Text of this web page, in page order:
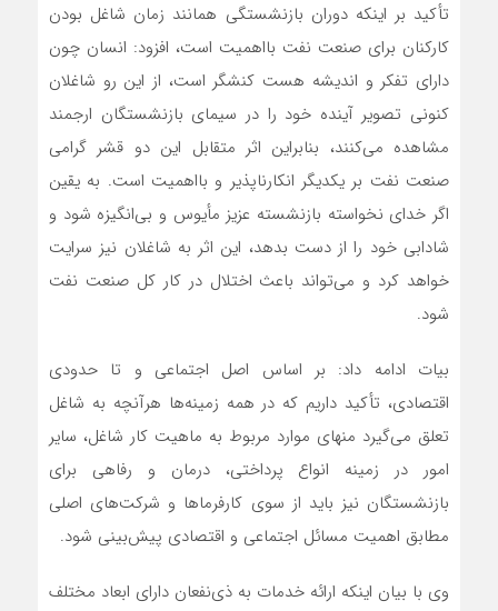
تأکید بر اینکه دوران بازنشستگی همانند زمان شاغل بودن
کارکنان برای صنعت نفت بااهمیت است، افزود: انسان چون
دارای تفکر و اندیشه هست کنشگر است، از این‌ رو شاغلان
کنونی تصویر آینده خود را در سیمای بازنشستگان ارجمند
مشاهده می‌کنند، بنابراین اثر متقابل این دو قشر گرامی
صنعت نفت بر یکدیگر انکارناپذیر و بااهمیت است. به یقین
اگر خدای نخواسته بازنشسته عزیز مأیوس و بی‌انگیزه شود و
شادابی خود را از دست بدهد، این اثر به شاغلان نیز سرایت
خواهد کرد و می‌تواند باعث اختلال در کار کل صنعت نفت
شود.
بیات ادامه داد: بر اساس اصل اجتماعی و تا حدودی
اقتصادی، تأکید داریم که در همه زمینه‌ها هرآنچه به شاغل
تعلق می‌گیرد منهای موارد مربوط به ماهیت کار شاغل، سایر
امور در زمینه انواع پرداختی، درمان و رفاهی برای
بازنشستگان نیز باید از سوی کارفرماها و شرکت‌های اصلی
مطابق اهمیت مسائل اجتماعی و اقتصادی پیش‌بینی شود.
وی با بیان اینکه ارائه خدمات به ذی‌نفعان دارای ابعاد مختلف